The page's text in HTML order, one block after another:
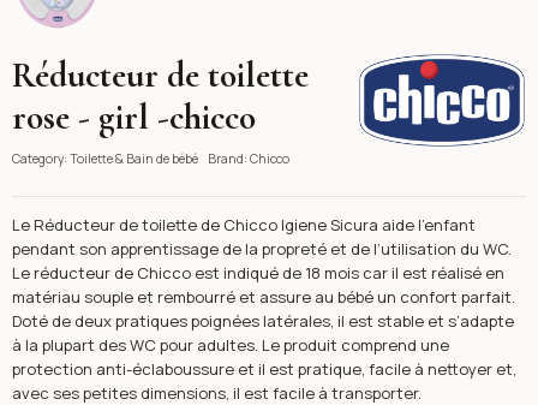
Chicco
Réducteur de toilette
rose - girl -chicco
Category: Toilette & Bain de bébé Brand: Chicco
Le Réducteur de toilette de Chicco Igiene Sicura aide l’enfant
pendant son apprentissage de la propreté et de l’utilisation du WC.
Le réducteur de Chicco est indiqué de 18 mois car il est réalisé en
matériau souple et rembourré et assure au bébé un confort parfait.
Doté de deux pratiques poignées latérales, il est stable et s’adapte
à la plupart des WC pour adultes. Le produit comprend une
protection anti-éclaboussure et il est pratique, facile à nettoyer et,
avec ses petites dimensions, il est facile à transporter.